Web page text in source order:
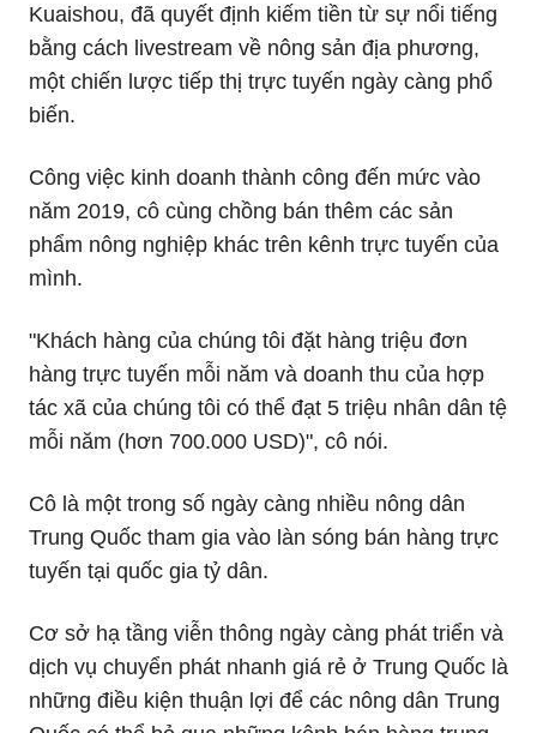
Kuaishou, đã quyết định kiếm tiền từ sự nổi tiếng
bằng cách livestream về nông sản địa phương,
một chiến lược tiếp thị trực tuyến ngày càng phổ
biến.
Công việc kinh doanh thành công đến mức vào
năm 2019, cô cùng chồng bán thêm các sản
phẩm nông nghiệp khác trên kênh trực tuyến của
mình.
"Khách hàng của chúng tôi đặt hàng triệu đơn
hàng trực tuyến mỗi năm và doanh thu của hợp
tác xã của chúng tôi có thể đạt 5 triệu nhân dân tệ
mỗi năm (hơn 700.000 USD)", cô nói.
Cô là một trong số ngày càng nhiều nông dân
Trung Quốc tham gia vào làn sóng bán hàng trực
tuyến tại quốc gia tỷ dân.
Cơ sở hạ tầng viễn thông ngày càng phát triển và
dịch vụ chuyển phát nhanh giá rẻ ở Trung Quốc là
những điều kiện thuận lợi để các nông dân Trung